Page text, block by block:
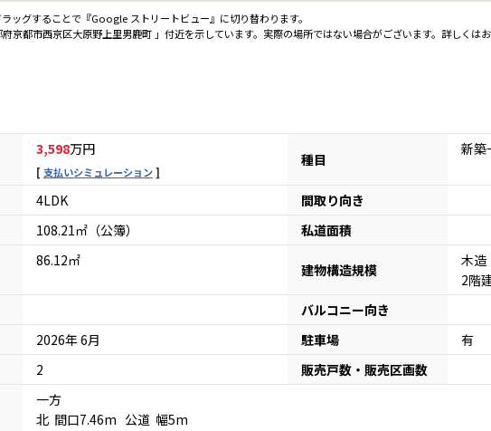
ラッグすることで『Google ストリートビュー』に切り替わります。
京都市西京区大原野上里男鹿町 」付近を示しています。実際の場所ではない場合がございます。詳しくはお
3,598万円
支払いシミュレーション
種目
新築
4LDK
間取り向き
108.21㎡（公簿） 私道面積
86.12㎡
建物構造規模
木造
2階
バルコニー向き
2026年 6月 駐車場
有
2 販売戸数・販売区画数
一方
北 間口7.46m 公道 幅5m